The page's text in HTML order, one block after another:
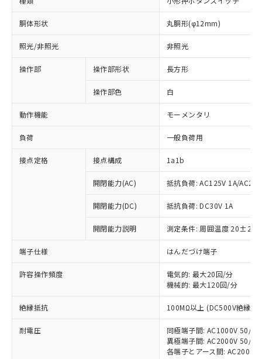
胴体形状 丸胴形(φ12mm)
照光/非照光 非照光
操作部 操作部形状 長方形
操作部色 白
動作機能 モーメンタリ
負荷 一般負荷用
接点定格 接点構成 1a1b
開閉能力(AC) 抵抗負荷: AC125V 1A/
開閉能力(DC) 抵抗負荷: DC30V 1A
開閉能力説明 測定条件: 周囲温度 20±2℃
端子仕様 はんだづけ端子
許容操作頻度
電気的: 最大20回/分
機械的: 最大120回/分
絶縁抵抗 100MΩ以上 (DC500V絶縁抵
耐電圧
同極端子間: AC1000V 50/
異極端子間: AC2000V 50/
各端子とアース間:
対応済み：EU RoHS指令（10物質）の
非含有に対応した製品が提供可能な商品で
対応予定：EU RoHS指令（10物質）の非含